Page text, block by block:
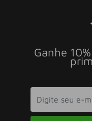
Ganhe